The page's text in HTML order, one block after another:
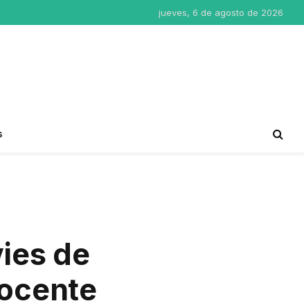
jueves, 6 de agosto de 2026
de